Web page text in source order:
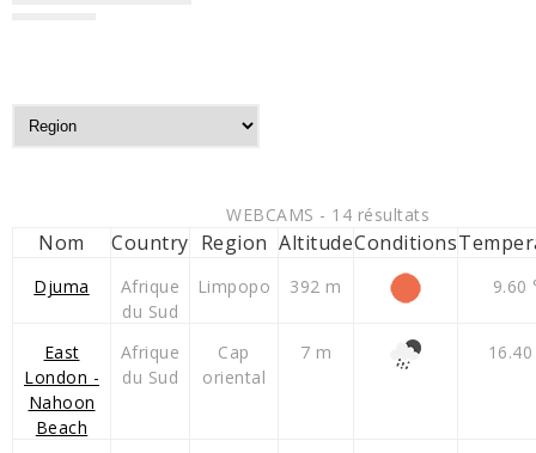
WEBCAMS - 14 résultats
Nom Country Region AltitudeConditions
Djuma
Afrique
du Sud
Limpopo 392 m 9.60
East
London -
Nahoon
Beach
Afrique
du Sud
Cap
oriental
7 m 16.40